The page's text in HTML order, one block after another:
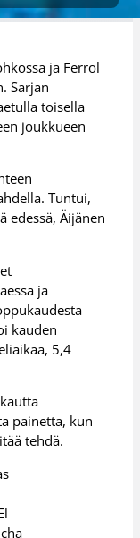
ja Ferrol
Sarjan
toisella
joukkueen
Tuntui,
edessä, Äijänen
ja
kauden
5,4
painetta, kun
tehdä.